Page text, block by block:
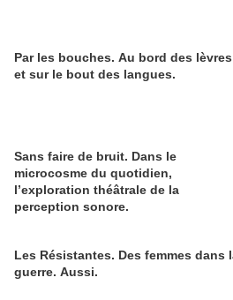
Par les bouches. Au bord des lèvres
et sur le bout des langues.
Sans faire de bruit. Dans le
microcosme du quotidien,
l’exploration théâtrale de la
perception sonore.
Les Résistantes. Des femmes dans
guerre. Aussi.